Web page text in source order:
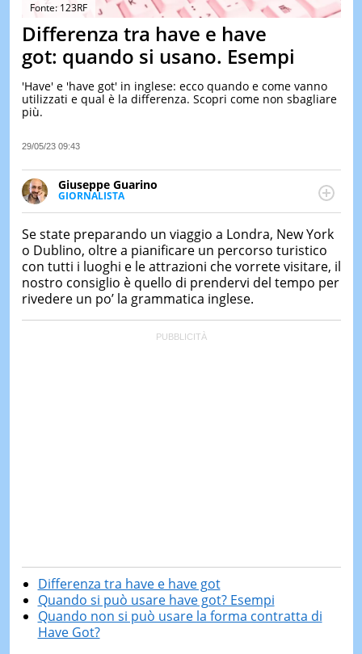
&
TEST
LE
LE
DI
IERI
Fonte: 123RF
Differenza tra have e have
got: quando si usano. Esempi
'Have' e 'have got' in inglese: ecco quando e come vanno
utilizzati e qual è la differenza. Scopri come non sbagliare
più.
29/05/23 09:43
Giuseppe Guarino
GIORNALISTA
Ph(D) in Diritto Comparato e processi di
particolare sulla Storia contemporanea di America
Latina e Spagna. Collabora con numerose testate ed
è presidente dell'Associazione Culturale "La
Biblioteca del Sannio".
Se state preparando un viaggio a Londra, New York
o Dublino, oltre a pianificare un percorso turistico
con tutti i luoghi e le attrazioni che vorrete visitare, il
nostro consiglio è quello di prendervi del tempo per
rivedere un po’ la grammatica inglese.
Differenza tra have e have got
Quando si può usare have got? Esempi
Quando non si può usare la forma contratta di
Have Got?